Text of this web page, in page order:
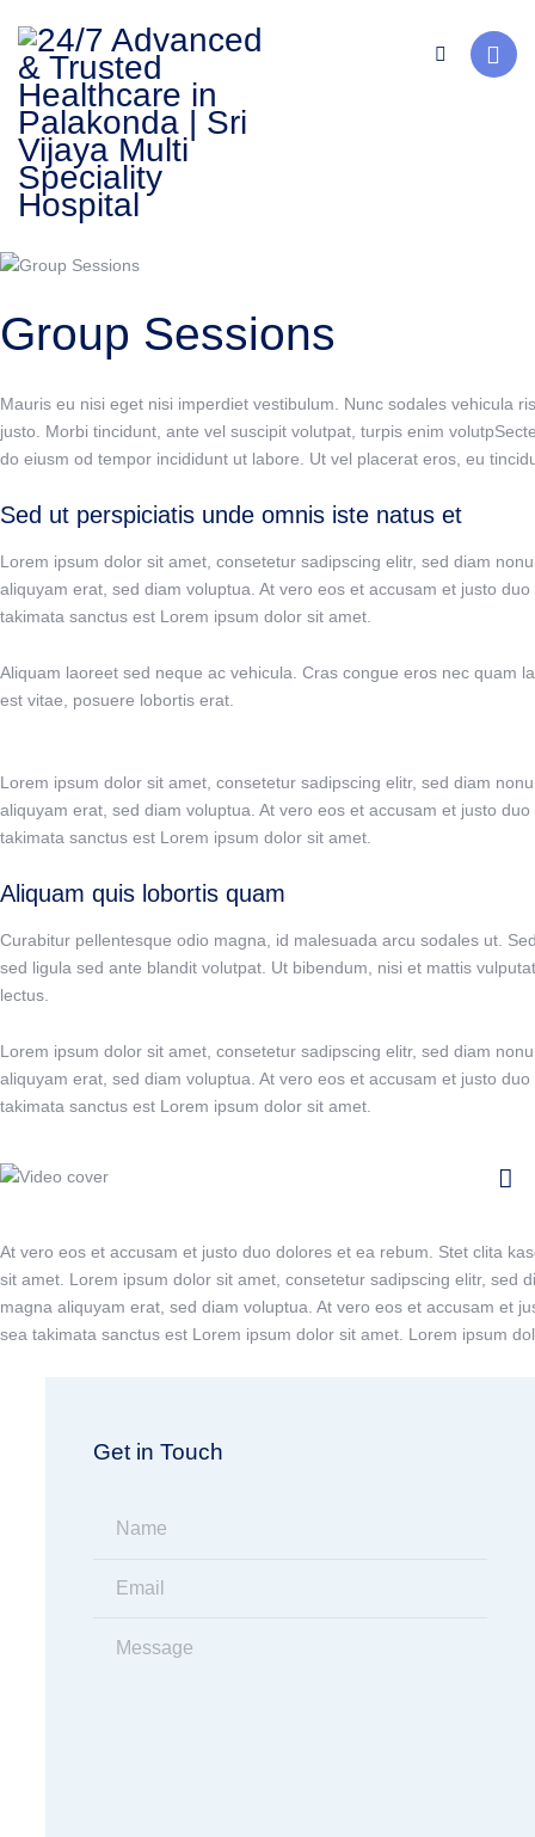
Group Sessions
Mauris eu nisi eget nisi imperdiet vestibulum. Nunc sodales vehicula
justo. Morbi tincidunt, ante vel suscipit volutpat, turpis enim
do eiusm od tempor incididunt ut labore. Ut vel placerat eros, eu
Sed ut perspiciatis unde omnis iste natus et
Lorem ipsum dolor sit amet, consetetur sadipscing elitr, sed diam
aliquyam erat, sed diam voluptua. At vero eos et accusam et justo
takimata sanctus est Lorem ipsum dolor sit amet.
Aliquam laoreet sed neque ac vehicula. Cras congue eros nec quam
est vitae, posuere lobortis erat.
Lorem ipsum dolor sit amet, consetetur sadipscing elitr, sed diam
aliquyam erat, sed diam voluptua. At vero eos et accusam et justo
takimata sanctus est Lorem ipsum dolor sit amet.
Aliquam quis lobortis quam
Curabitur pellentesque odio magna, id malesuada arcu sodales ut.
sed ligula sed ante blandit volutpat. Ut bibendum, nisi et mattis
lectus.
Lorem ipsum dolor sit amet, consetetur sadipscing elitr, sed diam
aliquyam erat, sed diam voluptua. At vero eos et accusam et justo
takimata sanctus est Lorem ipsum dolor sit amet.
At vero eos et accusam et justo duo dolores et ea rebum. Stet clita
sit amet. Lorem ipsum dolor sit amet, consetetur sadipscing elitr, sed
magna aliquyam erat, sed diam voluptua. At vero eos et accusam et
sea takimata sanctus est Lorem ipsum dolor sit amet. Lorem ipsum
Get in Touch